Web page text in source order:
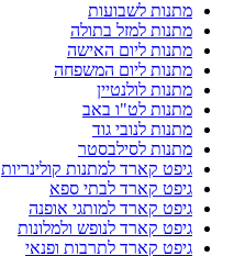
מתנות לשבועות
מתנות למזל בתולה
מתנות ליום האישה
מתנות ליום המשפחה
מתנות לולנטיין
מתנות לט"ו באב
מתנות לנובי גוד
מתנות לסילבסטר
גיפט קארד למתנות קולינריות
גיפט קארד לבתי ספא
גיפט קארד למותגי אופנה
גיפט קארד לנופש ולמלונות
גיפט קארד לתרבות ופנאי